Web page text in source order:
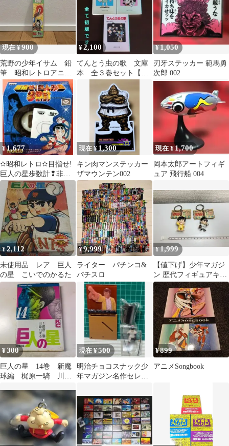
現在 ¥900
荒野の少年イサム 鉛
筆 昭和レトロアニ
メ レア品
¥2,100
てんとう虫の歌 文庫
本 全３巻セット【完
結】 川崎のぼる
¥1,050
刃牙ステッカー 範馬勇
次郎 002
¥1,677
✫昭和レトロ✫目指せ!
巨人の星歩数計❢非売
品レア
現在 ¥ 1,300
キン肉マンステッカー
ザマウンテン002
現在 ¥1,700
岡本太郎アートフィギ
ュア 飛行船 004
¥2,112
未使用品 レア 巨人
の星 こいでのかるた
¥9,999
ライター パチンコ&
パチスロ
¥1,999
【値下げ】少年マガジ
ン 歴代フィギュアキー
ホルダー 巨人の星 1.2
の三四郎
¥300
巨人の星 14巻 新魔
球編 梶原一騎 川崎
現在 ¥500
明治チョコスナック少
年マガジン名作セレク
ュア「思いこんだら」
¥899
アニメSongbook